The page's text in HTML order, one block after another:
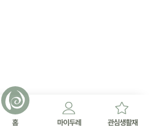
홈 마이두레 관심생활재